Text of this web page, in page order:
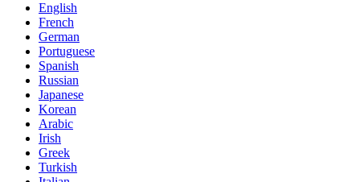
English
French
German
Portuguese
Spanish
Russian
Japanese
Korean
Arabic
Irish
Greek
Turkish